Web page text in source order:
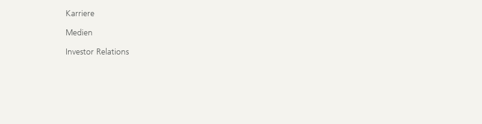
Karriere
Medien
Investor Relations